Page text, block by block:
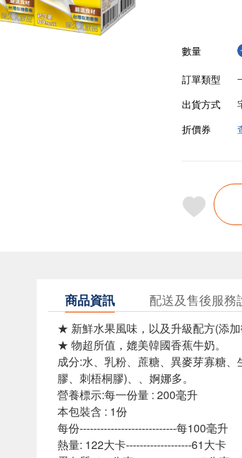
數量
訂單類型
出貨方式
折價券
商品資訊 配送及售後服務
★ 新鮮水果風味，以及升級配方(添
★ 物超所值，媲美韓國香蕉牛奶。
成分:水、乳粉、蔗糖、異麥芽寡糖
膠、刺梧桐膠)、、婀娜多。
營養標示:每一份量 : 200毫升
本包裝含 : 1份
每份----------------------------每100毫升
熱量: 122大卡-------------------61大卡